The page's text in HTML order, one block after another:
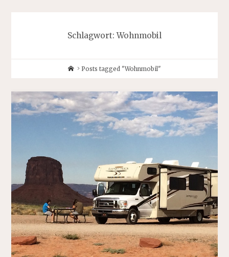
Schlagwort:Wohnmobil
HomePosts tagged "Wohnmobil"